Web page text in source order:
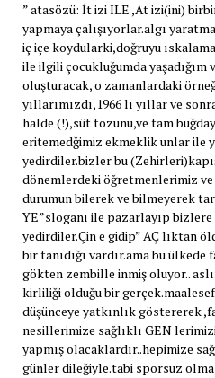
” atasözü: İt izi İLE ,At izi(ini)
yapmaya çalışıyorlar.algı
iç içe koydularki,doğruyu
ile ilgili çocukluğumda yaşadığım
oluşturacak, o zamanlardaki
yıllarımızdı,1966 lı yıllar ve
halde (!),süt tozunu,ve tam
eritemedğimiz ekmeklik unlar ile
yedirdiler.bizler bu
dönemlerdeki öğretmenlerimiz
durumun bilerek ve bilmeyerek
YE”sloganı ile pazarlayıp bizlere
yedirdiler.Çin e gidip” AÇ lıktan
bir tanıdığı vardır.ama bu ülkede
gökten zembille inmiş oluyor..
kirliliği olduğu bir
düşünceye yatkınlık göstererek
nesillerimize sağlıklı GEN
yapmış olacaklardır..hepimize
günler dileğiyle.tabi sporsuz